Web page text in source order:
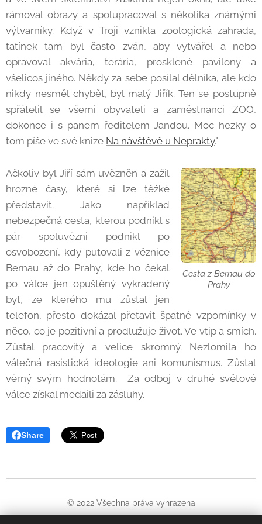
rámoval obrazy a spolupracoval s několika známými
výtvarníky. Když v Troji vznikla zoologická zahrada,
tatínek tam byl často zván, aby vytvářel a nebo
opravoval akvária, terária, prosklené pavilony a
všelicos jiného. Někdy za sebe posílal dělníka, ale kdo
nikdy nesměl chybět, byl malý Jiřík. Ten se postupně
spřátelil se všemi obyvateli a zaměstnanci ZOO,
dokonce i s panem ředitelem Jandou. Moc hezky o
tom píše ve své knize Na návštěvě u Neprakty."
Cesta z Bernau do
Prahy
Ačkoliv byl Jiří sám uvězněn a zažil
hrozné časy, které si lze těžké
představit. Jako například
nebezpečná cesta, kterou podnikl s
pár spoluvězni podnikl po
osvobození, kdy putovali z věznice
Bernau až do Prahy, kde ho čekal
po válce jen opuštěný vykradený
byt, ze kterého mu zůstal jen
telefon, přesto dokázal přetavit špatné vzpomínky v
něco, co je pozitivní a prodlužuje život. Ve vtip a smích.
Zůstal pracovitý a velice skromný. Nezlomila ho
válečná rasistická ideologie ani komunismus. Zůstal
věrný svým hodnotám. Za odboj v druhé světové
válce získal medaili za zásluhy.
Share
© 2022 Všechna práva vyhrazena